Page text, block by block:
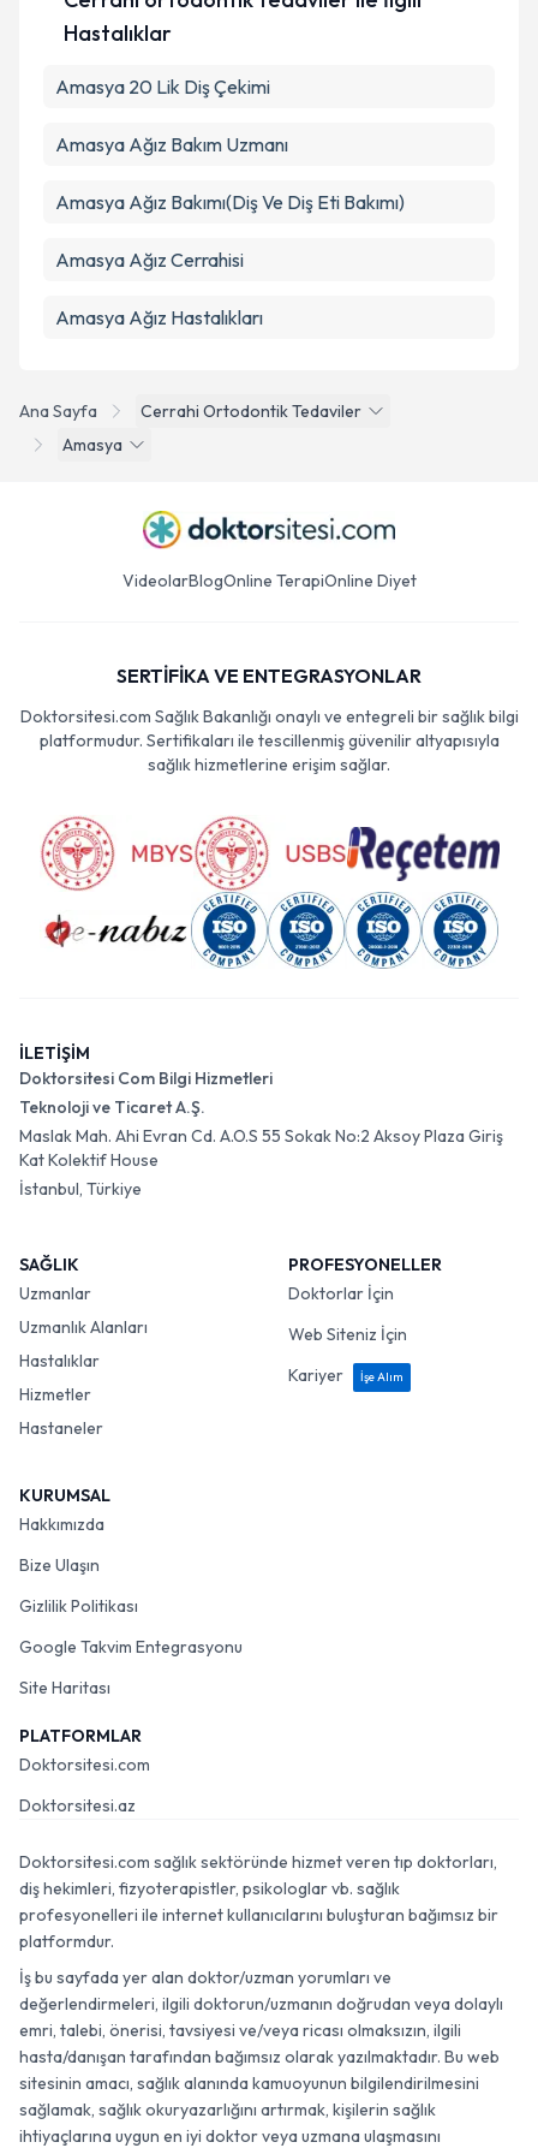
Ana Sayfa
Cerrahi Ortodontik Tedaviler
Amasya
Hastalıklar
Amasya 20 Lik Diş Çekimi
Amasya Ağız Bakım Uzmanı
Amasya Ağız Bakımı(Diş Ve Diş Eti Bakımı)
Amasya Ağız Cerrahisi
Amasya Ağız Hastalıkları
VideolarBlogOnline TerapiOnline Diyet
SERTİFİKA VE ENTEGRASYONLAR
Doktorsitesi.com Sağlık Bakanlığı onaylı ve entegreli bir sağlık bilgi
platformudur. Sertifikaları ile tescillenmiş güvenilir altyapısıyla
sağlık hizmetlerine erişim sağlar.
İLETİŞİM
Doktorsitesi Com Bilgi Hizmetleri
Teknoloji ve Ticaret A.Ş.
Maslak Mah. Ahi Evran Cd. A.O.S 55 Sokak No:2 Aksoy Plaza Giriş
Kat Kolektif House
İstanbul, Türkiye
SAĞLIK
Uzmanlar
Uzmanlık Alanları
Hastalıklar
Hizmetler
Hastaneler
PROFESYONELLER
Doktorlar İçin
Web Siteniz İçin
Kariyer
İşe Alım
KURUMSAL
Hakkımızda
Bize Ulaşın
Gizlilik Politikası
Google Takvim Entegrasyonu
Site Haritası
PLATFORMLAR
Doktorsitesi.com
Doktorsitesi.az
Doktorsitesi.com sağlık sektöründe hizmet veren tıp doktorları,
diş hekimleri, fizyoterapistler, psikologlar vb. sağlık
profesyonelleri ile internet kullanıcılarını buluşturan bağımsız bir
platformdur.
İş bu sayfada yer alan doktor/uzman yorumları ve
değerlendirmeleri, ilgili doktorun/uzmanın doğrudan veya dolaylı
emri, talebi, önerisi, tavsiyesi ve/veya ricası olmaksızın, ilgili
hasta/danışan tarafından bağımsız olarak yazılmaktadır. Bu web
sitesinin amacı, sağlık alanında kamuoyunun bilgilendirilmesini
sağlamak, sağlık okuryazarlığını artırmak, kişilerin sağlık
ihtiyaçlarına uygun en iyi doktor veya uzmana ulaşmasını